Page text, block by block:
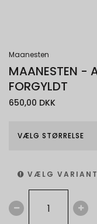
Maanesten
MAANESTEN -
FORGYLDT
650,00 DKK
VÆLG STØRRELSE
VÆLG VARIANT